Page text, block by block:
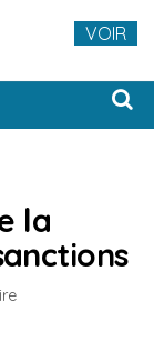
la
VOIR